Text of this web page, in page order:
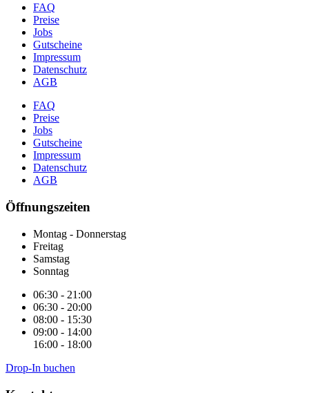
FAQ
Preise
Jobs
Gutscheine
Impressum
Datenschutz
AGB
FAQ
Preise
Jobs
Gutscheine
Impressum
Datenschutz
AGB
Öffnungszeiten
Montag - Donnerstag
Freitag
Samstag
Sonntag
06:30 - 21:00
06:30 - 20:00
08:00 - 15:30
09:00 - 14:00
16:00 - 18:00
Drop-In buchen